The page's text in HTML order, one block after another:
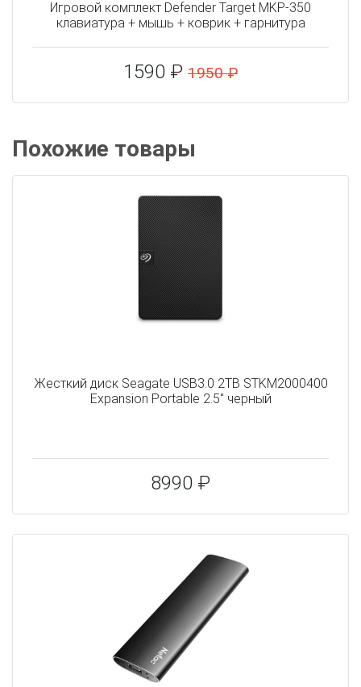
Игровой комплект Defender Target MKP-350
клавиатура + мышь + коврик + гарнитура
1590 ₽ 1950 ₽
Похожие товары
Жесткий диск Seagate USB3.0 2TB STKM2000400
Expansion Portable 2.5" черный
8990 ₽